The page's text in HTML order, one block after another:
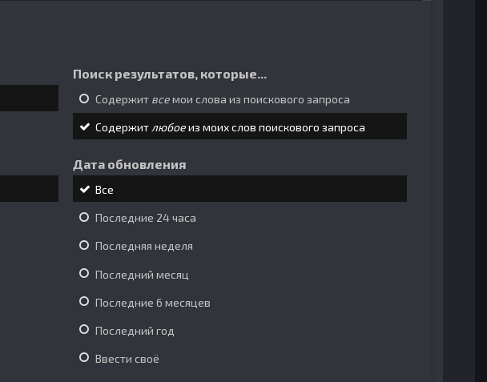
Поиск результатов, которые...
Содержит всемои слова из поискового запроса
Содержит любоеиз моих слов поискового запроса
Дата обновления
Все
Последние 24 часа
Последняя неделя
Последний месяц
Последние 6 месяцев
Последний год
Ввести своё